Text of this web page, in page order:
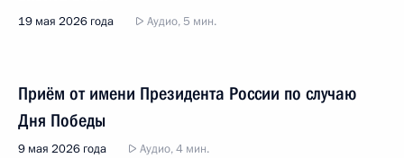
19 мая 2026 года Аудио, 5 мин.
Приём от имени Президента России по случаю
Дня Победы
9 мая 2026 года Аудио, 4 мин.